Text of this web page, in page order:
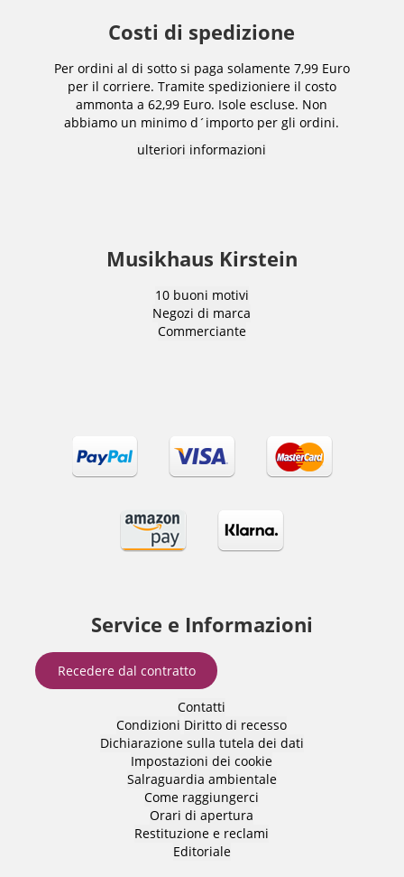
Costi di spedizione
Per ordini al di sotto si paga solamente 7,99 Euro
per il corriere. Tramite spedizioniere il costo
ammonta a 62,99 Euro. Isole escluse. Non
abbiamo un minimo d´importo per gli ordini.
ulteriori informazioni
Musikhaus Kirstein
10 buoni motivi
Negozi di marca
Commerciante
Service e Informazioni
Recedere dal contratto
Contatti
Condizioni Diritto di recesso
Dichiarazione sulla tutela dei dati
Impostazioni dei cookie
Salraguardia ambientale
Come raggiungerci
Orari di apertura
Restituzione e reclami
Editoriale